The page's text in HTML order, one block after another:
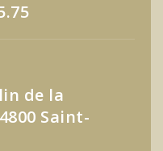
de la
Saint-